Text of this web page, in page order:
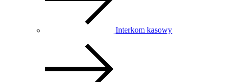
Interkom kasowy